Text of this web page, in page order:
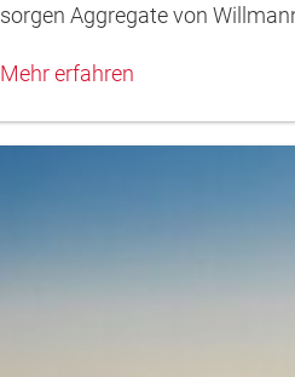
sorgen Aggregate von
Mehr erfahren